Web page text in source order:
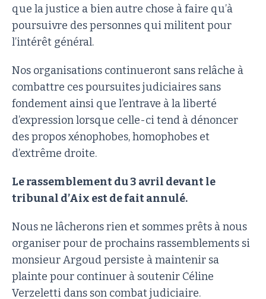
que la justice a bien autre chose à faire qu’à
poursuivre des personnes qui militent pour
l’intérêt général.
Nos organisations continueront sans relâche à
combattre ces poursuites judiciaires sans
fondement ainsi que l’entrave à la liberté
d’expression lorsque celle-ci tend à dénoncer
des propos xénophobes, homophobes et
d’extrême droite.
Le rassemblement du 3 avril devant le
tribunal d’Aix est de fait annulé.
Nous ne lâcherons rien et sommes prêts à nous
organiser pour de prochains rassemblements si
monsieur Argoud persiste à maintenir sa
plainte pour continuer à soutenir Céline
Verzeletti dans son combat judiciaire.